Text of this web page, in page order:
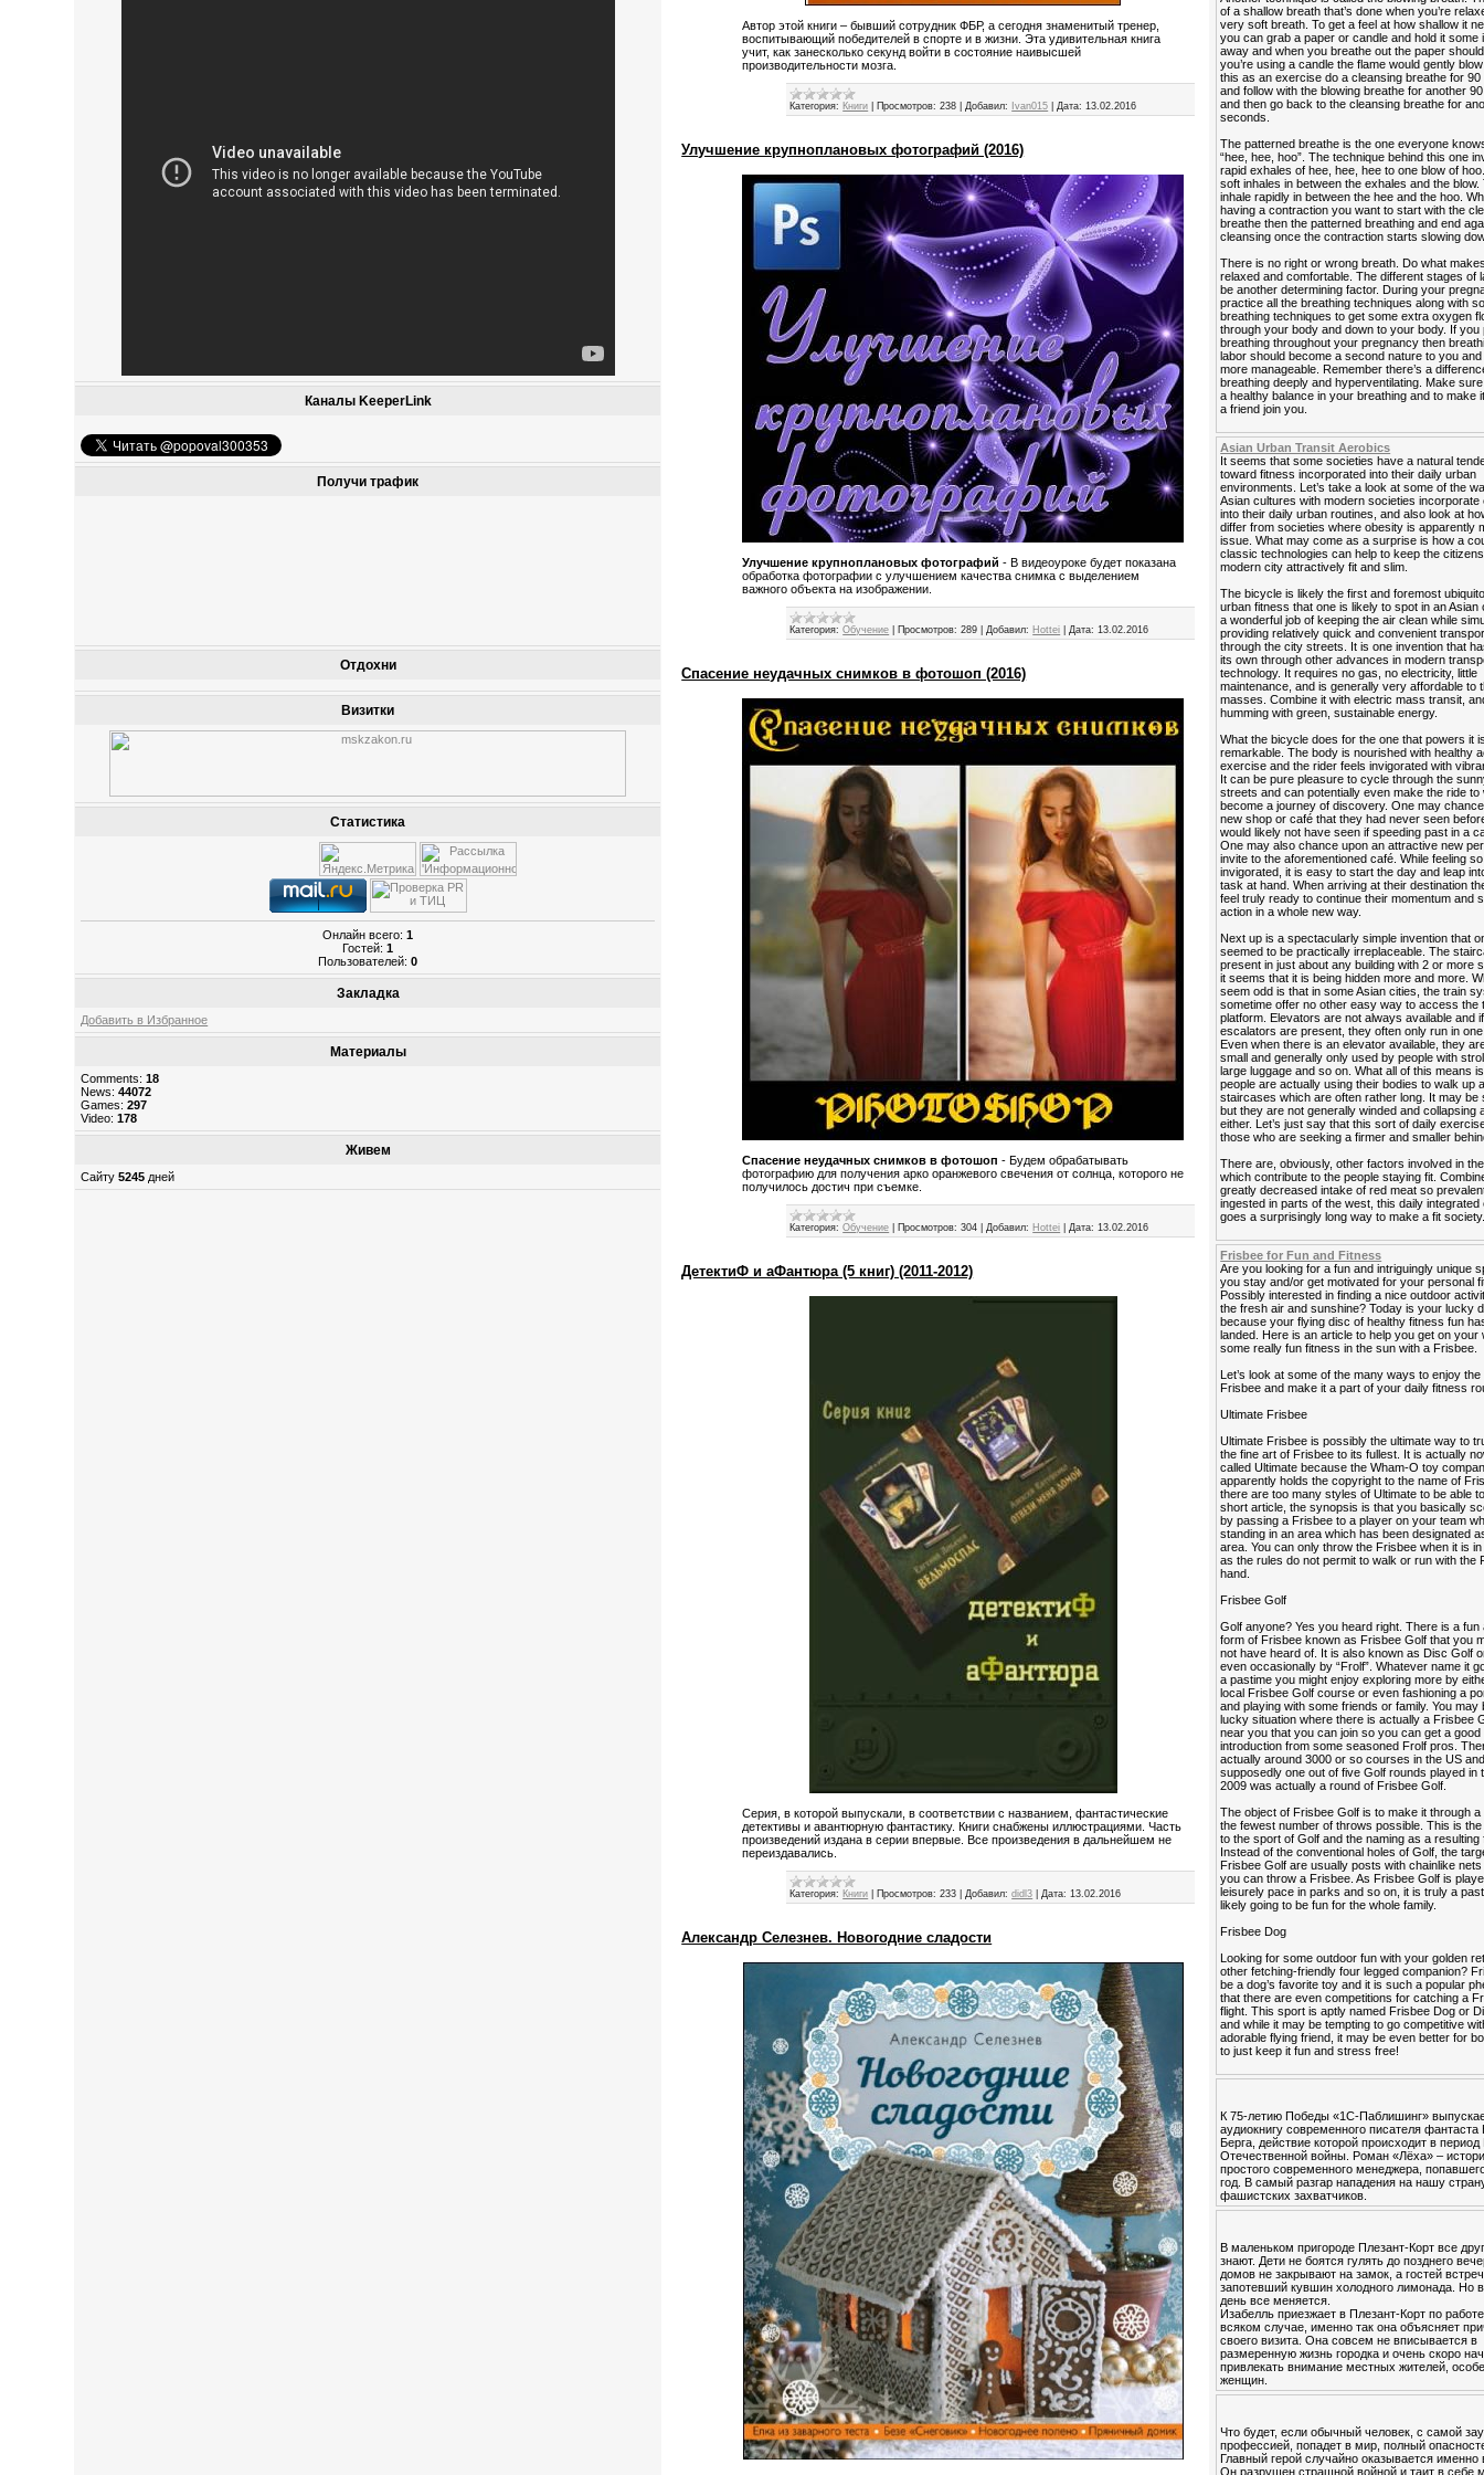
Каналы KeeperLink
Получи трафик
Отдохни
Визитки
Статистика
Онлайн всего:1
Гостей:1
Пользователей:0
Закладка
Добавить в Избранное
Материалы
Comments:18
News:44072
Games:297
Video:178
Живем
Сайту5245 дней
Автор этой книги – бывший сотрудник ФБР, а сегодня знаменитый тренер,
воспитывающий победителей в спорте и в жизни. Эта удивительная книга
учит, как занесколько секунд войти в состояние наивысшей
производительности мозга.
Категория: Книги Просмотров: 238 |Добавил: Ivan015 |Дата: 13.02.2016
Улучшение крупноплановых фотографий (2016)
Улучшение крупноплановых фотографий - В видеоуроке будет показана
обработка фотографии с улучшением качества снимка с выделением
важного объекта на изображении.
Категория: Обучение Просмотров: 289 |Добавил: Hottei |Дата: 13.02.2016
Спасение неудачных снимков в фотошоп (2016)
Спасение неудачных снимков в фотошоп - Будем обрабатывать
фотографию для получения арко оранжевого свечения от солнца, которого не
получилось достич при съемке.
Категория: Обучение Просмотров: 304 |Добавил: Hottei |Дата: 13.02.2016
ДетектиФ и аФантюра (5 книг) (2011-2012)
Серия, в которой выпускали, в соответствии с названием, фантастические
детективы и авантюрную фантастику. Книги снабжены иллюстрациями. Часть
произведений издана в серии впервые. Все произведения в дальнейшем не
переиздавались.
Категория: Книги Просмотров: 233 |Добавил: didl3 |Дата: 13.02.2016
Александр Селезнев. Новогодние сладости
of a shallow breath that’s done when you’re
very soft breath. To get a feel at how shallow it
you can grab a paper or candle and hold it some
away and when you breathe out the paper
you’re using a candle the flame would gently
this as an exercise do a cleansing breathe for
and follow with the blowing breathe for another
and then go back to the cleansing breathe for
seconds.
The patterned breathe is the one everyone
“hee, hee, hoo”. The technique behind this one
rapid exhales of hee, hee, hee to one blow of
soft inhales in between the exhales and the blow.
inhale rapidly in between the hee and the hoo.
having a contraction you want to start with the
breathe then the patterned breathing and end
cleansing once the contraction starts slowing
There is no right or wrong breath. Do what
relaxed and comfortable. The different stages of
be another determining factor. During your
practice all the breathing techniques along with
breathing techniques to get some extra oxygen
through your body and down to your body. If you
breathing throughout your pregnancy then
labor should become a second nature to you and
more manageable. Remember there’s a
breathing deeply and hyperventilating. Make
a healthy balance in your breathing and to make
a friend join you.
Asian Urban Transit Aerobics
It seems that some societies have a natural
toward fitness incorporated into their daily urban
environments. Let’s take a look at some of the
Asian cultures with modern societies incorporate
into their daily urban routines, and also look at
differ from societies where obesity is apparently
issue. What may come as a surprise is how a
classic technologies can help to keep the
modern city attractively fit and slim.
The bicycle is likely the first and foremost
urban fitness that one is likely to spot in an Asian
a wonderful job of keeping the air clean while
providing relatively quick and convenient
through the city streets. It is one invention that
its own through other advances in modern
technology. It requires no gas, no electricity, little
maintenance, and is generally very affordable to
masses. Combine it with electric mass transit,
humming with green, sustainable energy.
What the bicycle does for the one that powers it
remarkable. The body is nourished with healthy
exercise and the rider feels invigorated with
It can be pure pleasure to cycle through the
streets and can potentially even make the ride to
become a journey of discovery. One may
new shop or café that they had never seen
would likely not have seen if speeding past in a
One may also chance upon an attractive new
invite to the aforementioned café. While feeling so
invigorated, it is easy to start the day and leap
task at hand. When arriving at their destination
feel truly ready to continue their momentum and
action in a whole new way.
Next up is a spectacularly simple invention that
seemed to be practically irreplaceable. The
present in just about any building with 2 or more
it seems that it is being hidden more and more.
seem odd is that in some Asian cities, the train
sometime offer no other easy way to access the
platform. Elevators are not always available and if
escalators are present, they often only run in
Even when there is an elevator available, they
small and generally only used by people with
large luggage and so on. What all of this means
people are actually using their bodies to walk up
staircases which are often rather long. It may be
but they are not generally winded and collapsing
either. Let’s just say that this sort of daily
those who are seeking a firmer and smaller
There are, obviously, other factors involved in
which contribute to the people staying fit.
greatly decreased intake of red meat so
ingested in parts of the west, this daily integrated
goes a surprisingly long way to make a fit
Frisbee for Fun and Fitness
Are you looking for a fun and intriguingly unique
you stay and/or get motivated for your personal
Possibly interested in finding a nice outdoor
the fresh air and sunshine? Today is your lucky
because your flying disc of healthy fitness fun
landed. Here is an article to help you get on your
some really fun fitness in the sun with a Frisbee.
Let’s look at some of the many ways to enjoy the
Frisbee and make it a part of your daily fitness
Ultimate Frisbee
Ultimate Frisbee is possibly the ultimate way to
the fine art of Frisbee to its fullest. It is actually
called Ultimate because the Wham-O toy
apparently holds the copyright to the name of
there are too many styles of Ultimate to be able
short article, the synopsis is that you basically
by passing a Frisbee to a player on your team
standing in an area which has been designated
area. You can only throw the Frisbee when it is
as the rules do not permit to walk or run with the
hand.
Frisbee Golf
Golf anyone? Yes you heard right. There is a fun
form of Frisbee known as Frisbee Golf that you
not have heard of. It is also known as Disc Golf
even occasionally by “Frolf”. Whatever name it
a pastime you might enjoy exploring more by
local Frisbee Golf course or even fashioning a
and playing with some friends or family. You may
lucky situation where there is actually a Frisbee
near you that you can join so you can get a good
introduction from some seasoned Frolf pros.
actually around 3000 or so courses in the US
supposedly one out of five Golf rounds played in
2009 was actually a round of Frisbee Golf.
The object of Frisbee Golf is to make it through
the fewest number of throws possible. This is
to the sport of Golf and the naming as a resulting
Instead of the conventional holes of Golf, the
Frisbee Golf are usually posts with chainlike
you can throw a Frisbee. As Frisbee Golf is
leisurely pace in parks and so on, it is truly a
likely going to be fun for the whole family.
Frisbee Dog
Looking for some outdoor fun with your golden
other fetching-friendly four legged companion?
be a dog’s favorite toy and it is such a popular
that there are even competitions for catching a
flight. This sport is aptly named Frisbee Dog or
and while it may be tempting to go competitive
adorable flying friend, it may be even better for
to just keep it fun and stress free!
К 75-летию Победы «1С-Паблишинг»
аудиокнигу современного писателя фантаста
Берга, действие которой происходит в период
Отечественной войны. Роман «Лёха» –
простого современного менеджера,
год. В самый разгар нападения на нашу
фашистских захватчиков.
В маленьком пригороде Плезант-Корт все
знают. Дети не боятся гулять до позднего
домов не закрывают на замок, а гостей
запотевший кувшин холодного лимонада. Но
день все меняется.
Изабелль приезжает в Плезант-Корт по
всяком случае, именно так она объясняет
своего визита. Она совсем не вписывается в
размеренную жизнь городка и очень скоро
привлекать внимание местных жителей,
женщин.
Что будет, если обычный человек, с самой
профессией, попадет в мир, полный
Главный герой случайно оказывается именно
Он разрушен страшной войной и таит в себе